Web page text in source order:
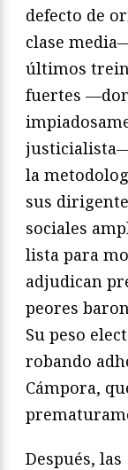
defecto de
clase
últimos
fuertes
la
sus
sociales
lista para
adjudican
peores
Su peso
robando
Cámpora,
Después, las